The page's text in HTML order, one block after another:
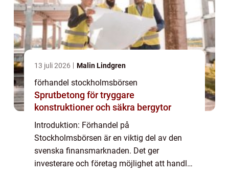
13 juli 2026 Malin Lindgren
förhandel stockholmsbörsen
Sprutbetong för tryggare
konstruktioner och säkra bergytor
Introduktion: Förhandel på
Stockholmsbörsen är en viktig del av den
svenska finansmarknaden. Det ger
investerare och företag möjlighet att handla